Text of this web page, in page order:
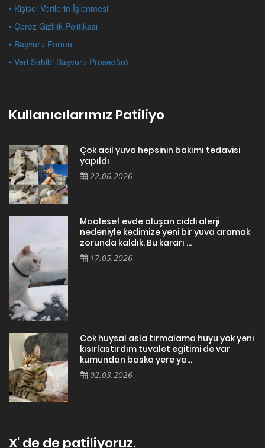
• Kişisel Verilerin İşlenmesi
• Çerez Gizlilik Politikası
• Başvuru Formu
• Veri Sahibi Başvuru Prosedürü
Kullanıcılarımız Patiliyo
Çok acil yuva hepsinin bakımı tedavisi
yapıldı
22.06.2026
Maalesef evde oluşan ciddi alerji
nedeniyle kedimize yeni bir yuva aramak
zorunda kaldık. Bu kararı ...
17.05.2026
Cok huysal asla tırmalama huyu yok yeni
kısırlastırdım tuvalet egitimi de var
kumundan baska yere ya...
02.03.2026
X' de de patiliyoruz.